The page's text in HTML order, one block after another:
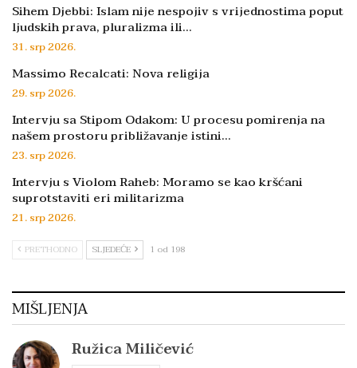
Sihem Djebbi: Islam nije nespojiv s vrijednostima poput
ljudskih prava, pluralizma ili…
31. srp 2026.
Massimo Recalcati: Nova religija
29. srp 2026.
Intervju sa Stipom Odakom: U procesu pomirenja na
našem prostoru približavanje istini…
23. srp 2026.
Intervju s Violom Raheb: Moramo se kao kršćani
suprotstaviti eri militarizma
21. srp 2026.
PRETHODNO SLJEDEĆE 1 od 198
MIŠLJENJA
Ružica Miličević